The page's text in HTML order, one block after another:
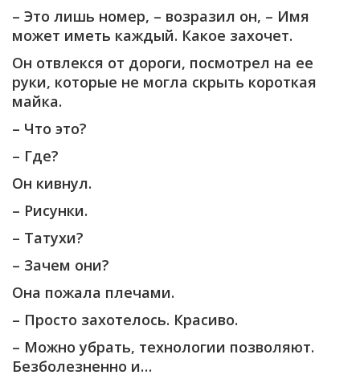
– Это лишь номер, – возразил он, – Имя
может иметь каждый. Какое захочет.
Он отвлекся от дороги, посмотрел на ее
руки, которые не могла скрыть короткая
майка.
– Что это?
– Где?
Он кивнул.
– Рисунки.
– Татухи?
– Зачем они?
Она пожала плечами.
– Просто захотелось. Красиво.
– Можно убрать, технологии позволяют.
Безболезненно и…